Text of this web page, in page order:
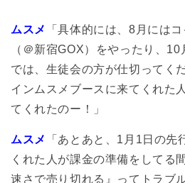
ムスメ
「具体的には、8月には
（＠新宿GOX）をやったり、
では、生徒会の方が仕切ってく
インムスメブースに来てくれた
てくれたのー！」
ムスメ
「あとあと、1月1日の先
くれた人が課金の準備をしてる
速さで売り切れる』ってトラブ